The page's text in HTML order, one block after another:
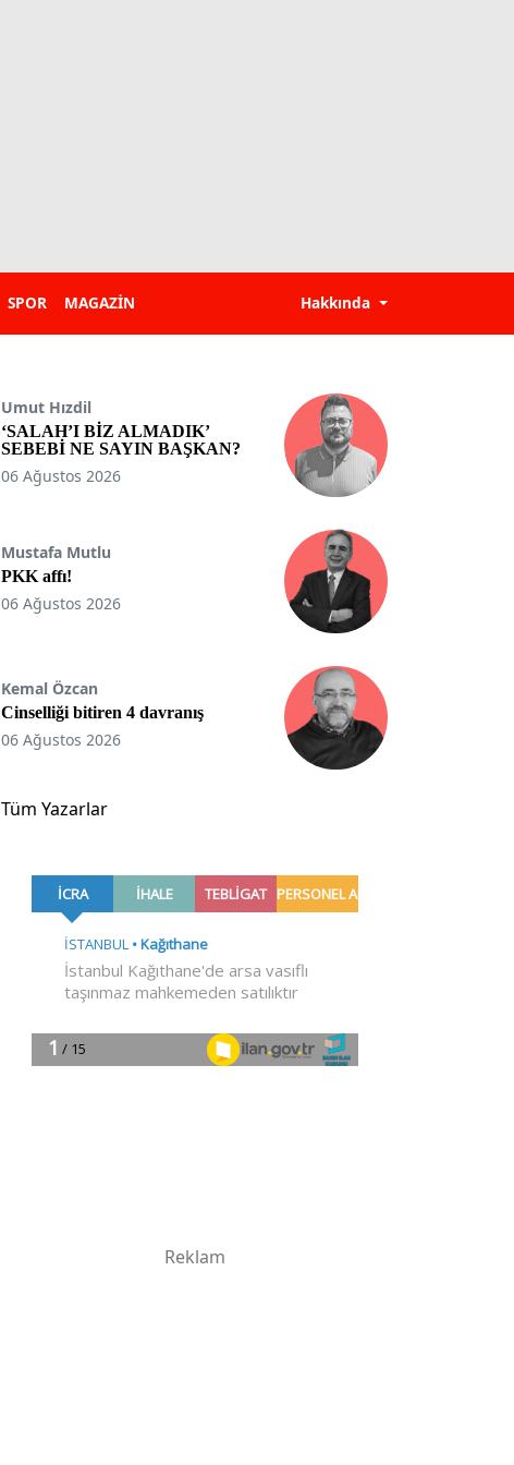
SPOR MAGAZİN Hakkında
Umut Hızdil
‘SALAH’I BİZ ALMADIK’
SEBEBİ NE SAYIN BAŞKAN?
06 Ağustos 2026
Mustafa Mutlu
PKK affı!
06 Ağustos 2026
Kemal Özcan
Cinselliği bitiren 4 davranış
06 Ağustos 2026
Tüm Yazarlar